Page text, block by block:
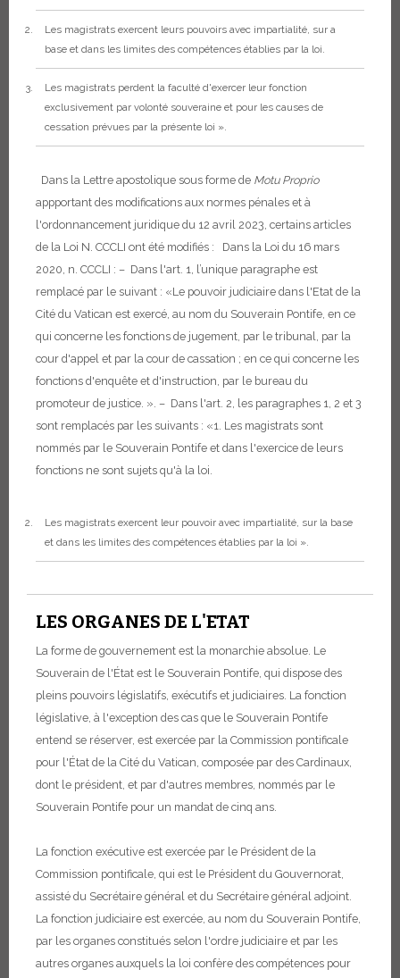
Les magistrats exercent leurs pouvoirs avec impartialité, sur a
base et dans les limites des compétences établies par la loi.
Les magistrats perdent la faculté d'exercer leur fonction
exclusivement par volonté souveraine et pour les causes de
cessation prévues par la présente loi ».
Dans la Lettre apostolique sous forme de Motu Proprio
appportant des modifications aux normes pénales et à
l'ordonnancement juridique du 12 avril 2023, certains articles
de la Loi N. CCCLI ont été modifiés :
Dans la Loi du 16 mars
2020, n. CCCLI : – Dans l'art. 1, l’unique paragraphe est
remplacé par le suivant : «Le pouvoir judiciaire dans l'Etat de la
Cité du Vatican est exercé, au nom du Souverain Pontife, en ce
qui concerne les fonctions de jugement, par le tribunal, par la
cour d'appel et par la cour de cassation ; en ce qui concerne les
fonctions d'enquête et d'instruction, par le bureau du
promoteur de justice. ». – Dans l'art. 2, les paragraphes 1, 2 et 3
sont remplacés par les suivants : «1. Les magistrats sont
nommés par le Souverain Pontife et dans l'exercice de leurs
fonctions ne sont sujets qu'à la loi.
Les magistrats exercent leur pouvoir avec impartialité, sur la base
et dans les limites des compétences établies par la loi ».
LES ORGANES DE L'ETAT
La forme de gouvernement est la monarchie absolue. Le
Souverain de l'État est le Souverain Pontife, qui dispose des
pleins pouvoirs législatifs, exécutifs et judiciaires. La fonction
législative, à l'exception des cas que le Souverain Pontife
entend se réserver, est exercée par la Commission pontificale
pour l'État de la Cité du Vatican, composée par des Cardinaux,
dont le président, et par d'autres membres, nommés par le
Souverain Pontife pour un mandat de cinq ans.
La fonction exécutive est exercée par le Président de la
Commission pontificale, qui est le Président du Gouvernorat,
assisté du Secrétaire général et du Secrétaire général adjoint.
La fonction judiciaire est exercée, au nom du Souverain Pontife,
par les organes constitués selon l'ordre judiciaire et par les
autres organes auxquels la loi confère des compétences pour